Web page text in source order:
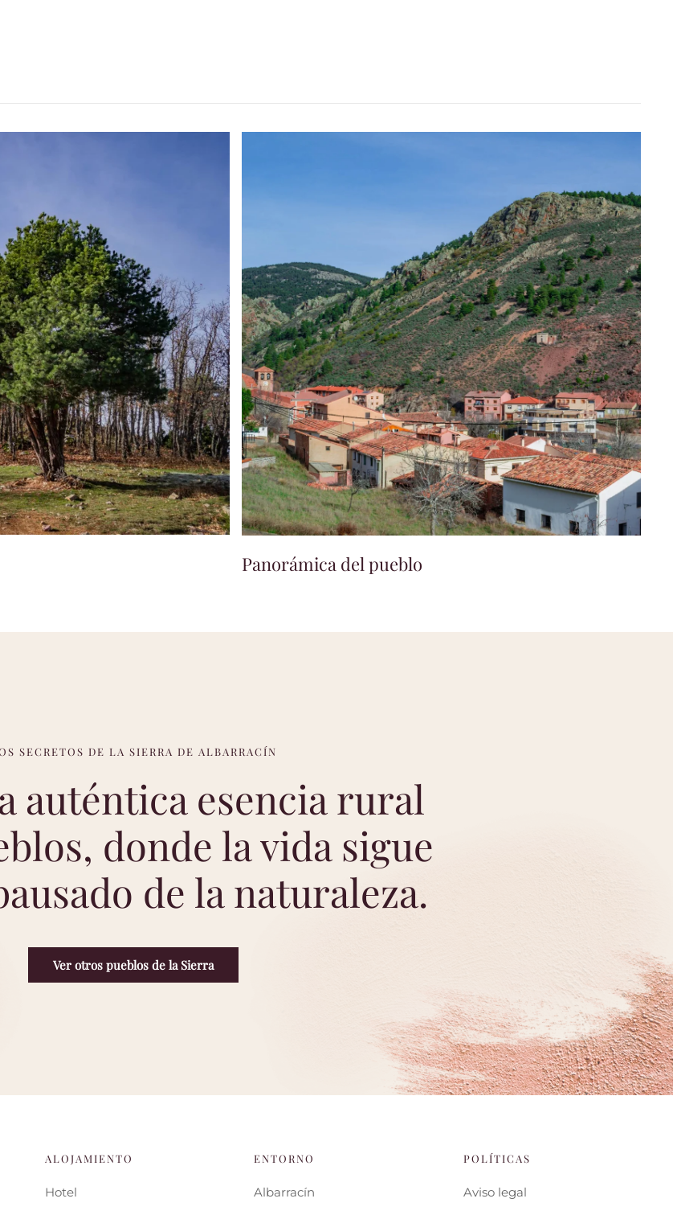
Panorámica del pueblo
SECRETOS DE LA SIERRA DE ALBARRACÍN
auténtica esencia rural
donde la vida sigue
de la naturaleza.
Ver otros pueblos de la Sierra
ALOJAMIENTO
Hotel
ENTORNO
Albarracín
POLÍTICAS
Aviso legal